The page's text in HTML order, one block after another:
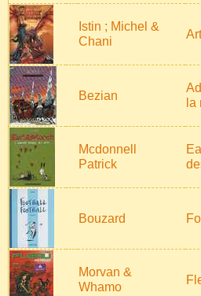
Istin ; Michel &
Chani
Bezian
la
Mcdonnell
Patrick
Bouzard
Morvan &
Whamo